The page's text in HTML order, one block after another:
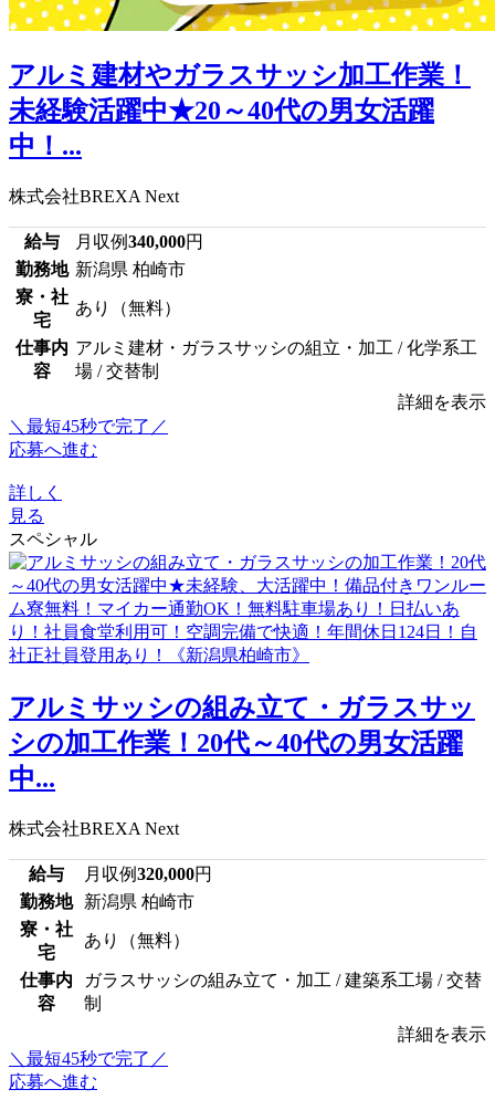
アルミ建材やガラスサッシ加工作業！
未経験活躍中★20～40代の男女活躍
中！...
株式会社BREXA Next
給与 月収例340,000円
勤務地 新潟県 柏崎市
寮・社
宅
あり（無料）
仕事内
容
アルミ建材・ガラスサッシの組立・加工 / 化学系工
場 / 交替制
詳細を表示
＼最短45秒で完了／
応募へ進む
詳しく
見る
スペシャル
アルミサッシの組み立て・ガラスサッ
シの加工作業！20代～40代の男女活躍
中...
株式会社BREXA Next
給与 月収例320,000円
勤務地
新潟県 柏崎市
寮・社
宅
あり（無料）
仕事内
容
ガラスサッシの組み立て・加工 / 建築系工場 / 交替
制
詳細を表示
＼最短45秒で完了／
応募へ進む